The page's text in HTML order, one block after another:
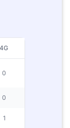
4G
0
0
1